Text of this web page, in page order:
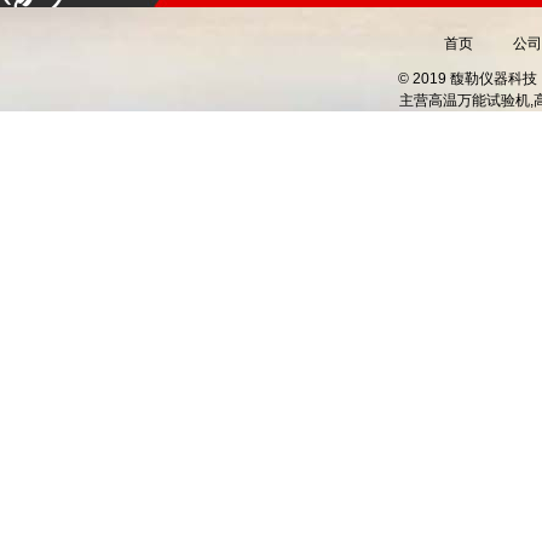
首页 公
© 2019 馥勒仪器科技
主营高温万能试验机,